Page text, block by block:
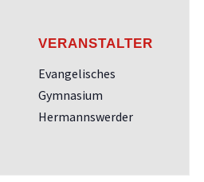
VERANSTALTER
Evangelisches
Gymnasium
Hermannswerder